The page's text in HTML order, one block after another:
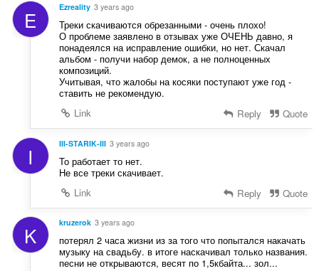
E Ezreality 3 years ago
Треки скачиваются обрезанными - очень плохо!
О проблеме заявлено в отзывах уже ОЧЕНЬ давно, я
понадеялся на исправление ошибки, но нет. Скачал
альбом - получи набор демок, а не полноценных
композиций.
Учитывая, что жалобы на косяки поступают уже год -
ставить не рекомендую.
Link
Reply Quote
I III-STARIK-III 3 years ago
То работает то нет.
Не все треки скачивает.
Link
Reply Quote
K kruzerok 3 years ago
потерял 2 часа жизни из за того что попытался накачать
музыку на свадьбу. в итоге наскачивал только названия.
песни не открываются, весят по 1,5кбайта... зол...